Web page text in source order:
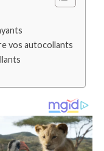
vos autocollants